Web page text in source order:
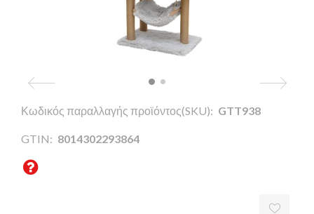
Κωδικός παραλλαγής προϊόντος(SKU): GTT938
GTIN: 8014302293864